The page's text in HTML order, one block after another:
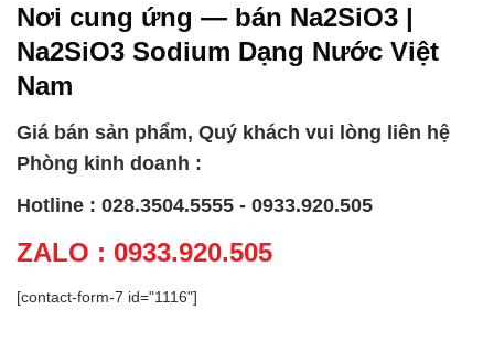
Nơi cung ứng — bán Na2SiO3 |
Na2SiO3 Sodium Dạng Nước Việt
Nam
Giá bán sản phẩm, Quý khách vui lòng liên hệ
Phòng kinh doanh :
Hotline : 028.3504.5555 - 0933.920.505
ZALO : 0933.920.505
[contact-form-7 id="1116"]